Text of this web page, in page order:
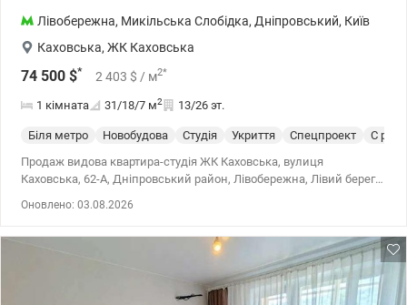
Лівобережна, Микільська Слобідка, Дніпровський, Київ
Каховська, ЖК Каховська
74 500 $* 2 403 $ / м2*
1 кімната 31/18/7 м2 13/26 эт.
Біля метро Новобудова Студія Укриття Спецпроект
С
Продаж видова квартира-студія ЖК Каховська, вулиця
Каховська, 62-А, Дніпровський район, Лівобережна, Лівий берег
поверхового будинку 2020 року. Продумане планування: - більша
частина кімтани - місце для відпочинку із великим розкладним
диваном, телевізором та кондиціонером - обідня та робоча зони
(техніка вбудована в фасади: варильна поверхня, витяжка,
Оновлено: 03.08.2026